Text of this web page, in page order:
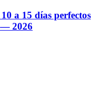
a 15 días perfectos
— 2026